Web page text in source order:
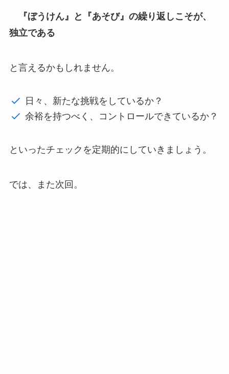
『ぼうけん』と『あそび』の繰り返しこそが、
独立である
と言えるかもしれません。
日々、新たな挑戦をしているか？
余裕を持つべく、コントロールできているか？
といったチェックを定期的にしていきましょう。
では、また次回。